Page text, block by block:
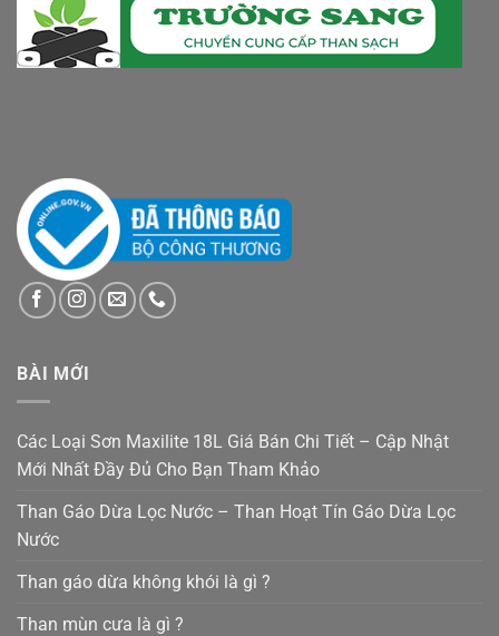
BÀI MỚI
Các Loại Sơn Maxilite 18L Giá Bán Chi Tiết – Cập Nhật
Mới Nhất Đầy Đủ Cho Bạn Tham Khảo
Than Gáo Dừa Lọc Nước – Than Hoạt Tín Gáo Dừa Lọc
Nước
Than gáo dừa không khói là gì ?
Than mùn cưa là gì ?